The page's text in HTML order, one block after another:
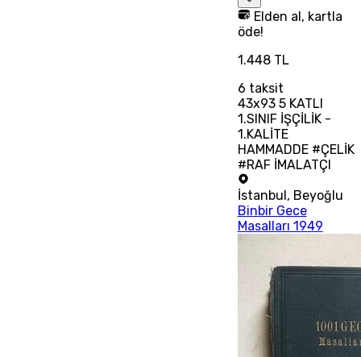
Elden al, kartla
öde!
1.448 TL
6 taksit
43x93 5 KATLI
1.SINIF İŞÇİLİK -
1.KALİTE
HAMMADDE #ÇELİK
#RAF İMALATÇI
İstanbul, Beyoğlu
Binbir Gece
Masalları 1949